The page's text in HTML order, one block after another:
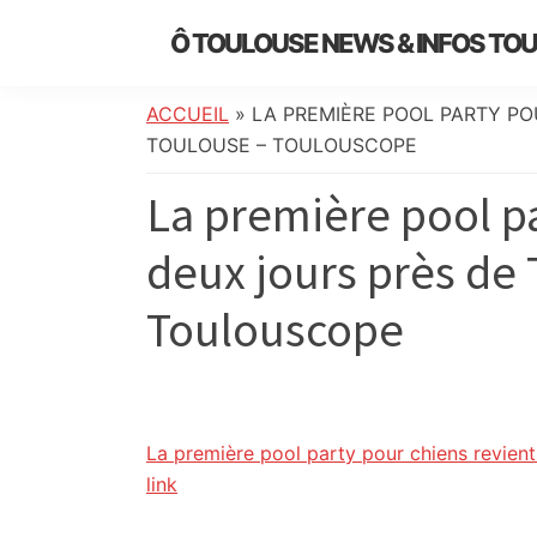
Ô TOULOUSE NEWS & INFOS
de
l’actualité
info
locale,
société,
culture,
politique,
divers
et
ACCUEIL » LA PREMIÈRE POOL PARTY
TOULOUSE – TOULOUSCOPE
La première pool
deux jours près de
Toulouscope
La première pool party pour chiens
link